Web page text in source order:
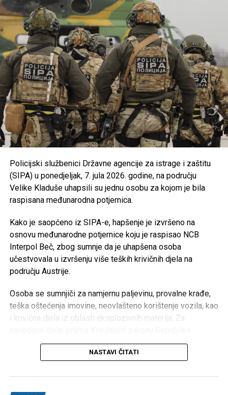
Osigurano je
300.000 KM za turističke i druge
manifestacije gradova i općina u USK kroz program
podrške razvoju turističke ponude.
Usvojena je nova odluka kojom se uređuju uslovi i
kriteriji za ostvarivanje prava na prednost pri
zapošljavanju i zadržavanju na poslu pripadnika
branilačkih kategorija.
Podržan je projekat Osnovne škole “Jezerski” iz
Bosanske Krupe, koji se realizuje u saradnji s
UNDP-om u okviru aktivnosti zelene tranzicije u
Bosni i Hercegovini.
Bihaćko muftijstvo i Ilmijju u ukupnom iznosu od
147.000 KM.
Iz Vlade USK poručuju da će i u narednom periodu
obrazovanja, podršku boračkoj populaciji, razvoj
turizma i poboljšanje kvaliteta života građana
Unsko-sanskog kantona.
Share
Share
Tweet Share
Policijski službenici Državne agencije za istrage i zaštitu
(SIPA) u ponedjeljak, 7. jula 2026. godine, na području
Velike Kladuše uhapsili su jednu osobu za kojom je bila
raspisana međunarodna potjernica.
Kako je saopćeno iz SIPA-e, hapšenje je izvršeno na
osnovu međunarodne potjernice koju je raspisao NCB
Interpol Beč, zbog sumnje da je uhapšena osoba
učestvovala u izvršenju više teških krivičnih djela na
području Austrije.
Osoba se sumnjiči za namjernu paljevinu, provalne krađe,
teška oštećenja imovine, neovlašteno korištenje vozila, kao
i krivična djela iz oblasti eksplozivnih materija. Za
Austrije, predviđena je maksimalna kazna zatvora do 15
Na osnovu operativnih saznanja, osumnjičenog su locirali
NASTAVI ČITATI